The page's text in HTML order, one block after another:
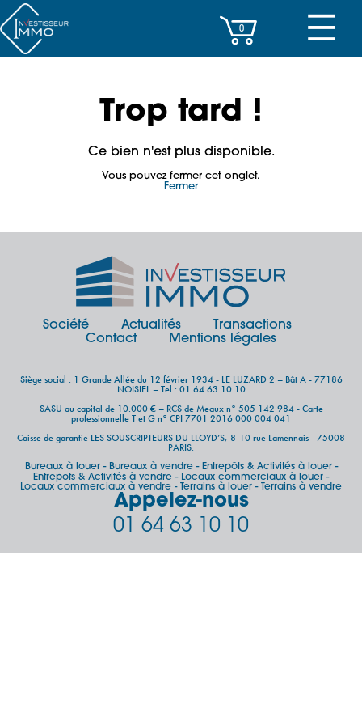
IMMEUBLES DE RAPPORT
PROPERTY MANAGEMENT
PROGRAMMES NEUFS
INVESTISSEMENT
SOCIÉTÉ
ACTUALITÉS
CONTACT
☰
0
Trop tard !
Ce bien n'est plus disponible.
Vous pouvez fermer cet onglet.
Fermer
Société Actualités
Transactions
Contact
Mentions légales
Siège social : 1 Grande Allée du 12 février 1934 - LE LUZARD 2 – Bât A - 77186
NOISIEL – Tel : 01 64 63 10 10
SASU au capital de 10.000 € – RCS de Meaux n° 505 142 984 - Carte
professionnelle T et G n° CPI 7701 2016 000 004 041
Caisse de garantie LES SOUSCRIPTEURS DU LLOYD’S, 8-10 rue Lamennais - 75008
PARIS.
Bureaux à louer- Bureaux à vendre- Entrepôts & Activités à louer-
Entrepôts & Activités à vendre - Locaux commerciaux à louer -
Locaux commerciaux à vendre - Terrains à louer - Terrains à vendre
Appelez-nous
01 64 63 10 10